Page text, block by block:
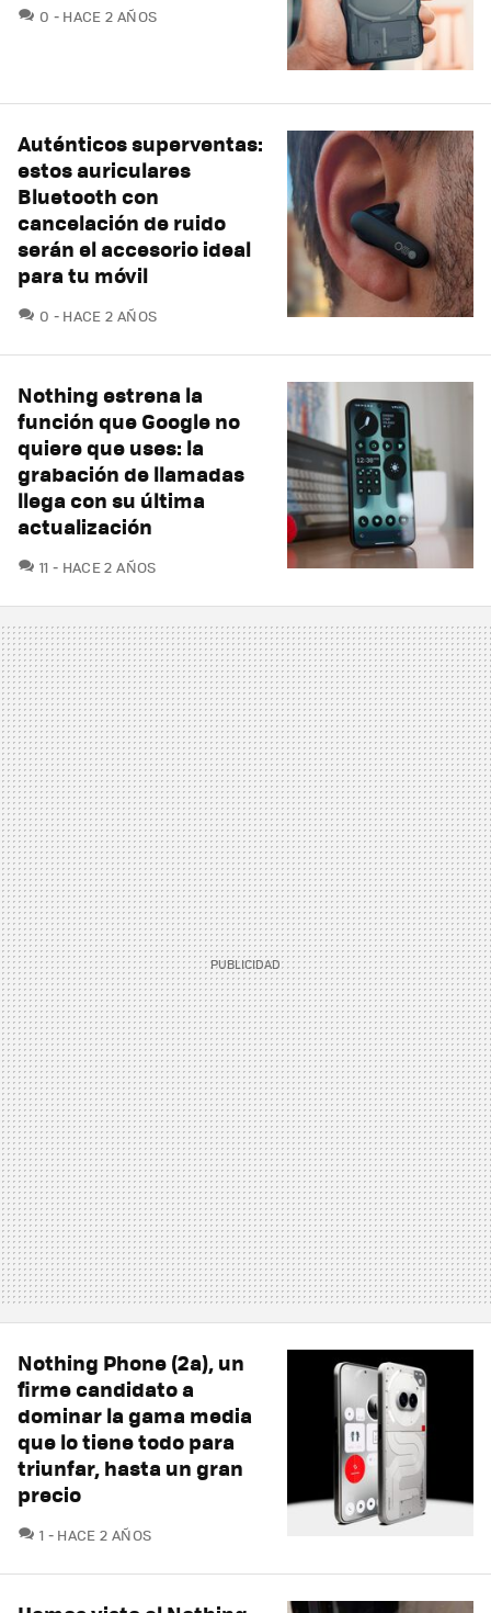
0 COMENTARIOS
HACE 2 AÑOS
Auténticos superventas:
estos auriculares
Bluetooth con
cancelación de ruido
serán el accesorio ideal
para tu móvil
0 COMENTARIOS
HACE 2 AÑOS
Nothing estrena la
función que Google no
quiere que uses: la
grabación de llamadas
llega con su última
actualización
11 COMENTARIOS
HACE 2 AÑOS
Nothing Phone (2a), un
firme candidato a
dominar la gama media
que lo tiene todo para
triunfar, hasta un gran
precio
1 COMENTARIOS
HACE 2 AÑOS